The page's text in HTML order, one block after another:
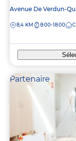
Adresse
la
Avenue De Verdun-
DISTANCE
8,4 KM 8:00-18:00
Partenaire